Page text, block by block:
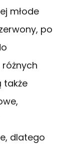
młode
po
także
dlatego